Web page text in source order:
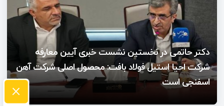
دکتر حاتمی در نخستین نشست خبری آیین معارفه
شرکت احیا استیل فولاد بافت: محصول اصلی شرکت آهن
اسفنجی است
×